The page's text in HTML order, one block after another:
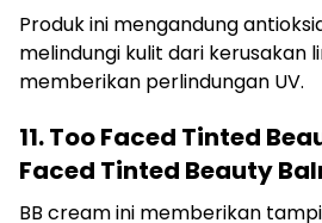
Produk ini mengandung
melindungi kulit dari kerusakan
memberikan perlindungan UV.
11. Too Faced Tinted
Faced Tinted Beauty
BB cream ini memberikan